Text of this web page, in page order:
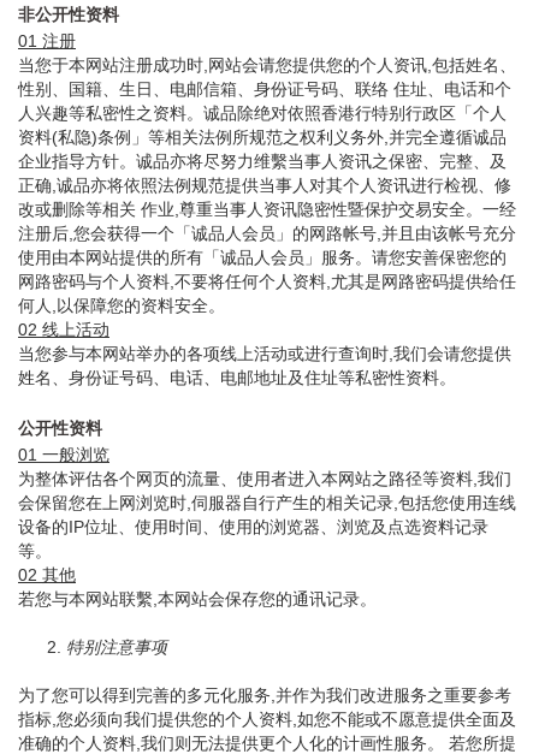
非公开性资料
01 注册
当您于本网站注册成功时,网站会请您提供您的个人资讯,包括姓名、
性别、国籍、生日、电邮信箱、身份证号码、联络 住址、电话和个
人兴趣等私密性之资料。诚品除绝对依照香港行特别行政区「个人
资料(私隐)条例」等相关法例所规范之权利义务外,并完全遵循诚品
企业指导方针。诚品亦将尽努力维繫当事人资讯之保密、完整、及
正确,诚品亦将依照法例规范提供当事人对其个人资讯进行检视、修
改或删除等相关 作业,尊重当事人资讯隐密性暨保护交易安全。一经
注册后,您会获得一个「诚品人会员」的网路帐号,并且由该帐号充分
使用由本网站提供的所有「诚品人会员」服务。请您安善保密您的
网路密码与个人资料,不要将任何个人资料,尤其是网路密码提供给任
何人,以保障您的资料安全。
02 线上活动
当您参与本网站举办的各项线上活动或进行查询时,我们会请您提供
姓名、身份证号码、电话、电邮地址及住址等私密性资料。
公开性资料
01 一般浏览
为整体评估各个网页的流量、使用者进入本网站之路径等资料,我们
会保留您在上网浏览时,伺服器自行产生的相关记录,包括您使用连线
设备的IP位址、使用时间、使用的浏览器、浏览及点选资料记录
等。
02 其他
若您与本网站联繫,本网站会保存您的通讯记录。
2. 特别注意事项
为了您可以得到完善的多元化服务,并作为我们改进服务之重要参考
指标,您必须向我们提供您的个人资料,如您不能或不愿意提供全面及
准确的个人资料,我们则无法提供更个人化的计画性服务。 若您所提